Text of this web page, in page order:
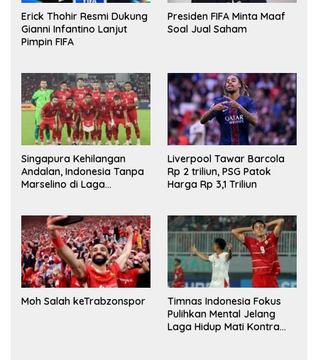
Erick Thohir Resmi Dukung
Gianni Infantino Lanjut
Pimpin FIFA
Presiden FIFA Minta Maaf
Soal Jual Saham
Singapura Kehilangan
Andalan, Indonesia Tanpa
Marselino di Laga
Liverpool Tawar Barcola
Rp 2 triliun, PSG Patok
Harga Rp 3,1 Triliun
Moh Salah keTrabzonspor
Timnas Indonesia Fokus
Pulihkan Mental Jelang
Laga Hidup Mati Kontra